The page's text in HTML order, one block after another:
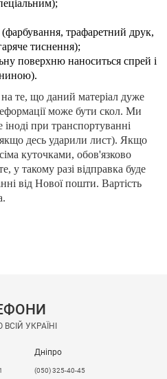
трафаретний друк,
тиснення);
поверхню наноситься спрей і
на те, що даний матеріал дуже
може бути скол. Ми
при транспортуванні
десь ударили лист). Якщо
куточками, обов'язково
у такому разі відправка буде
від Нової пошти. Вартість
УКРАЇНІ
Дніпро
(050) 325-40-45